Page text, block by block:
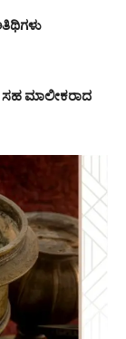
ಸಹ ಮಾಲೀಕರಾದ